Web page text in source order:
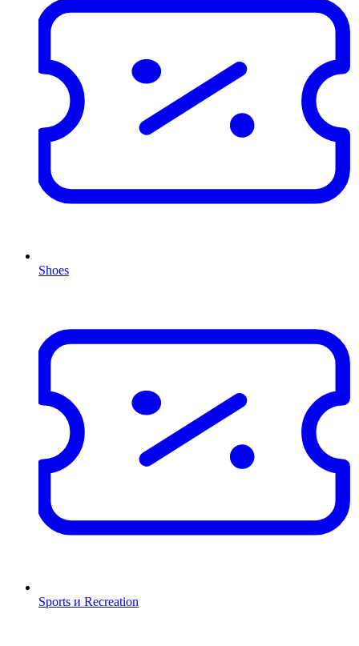
Shoes
Sports и Recreation